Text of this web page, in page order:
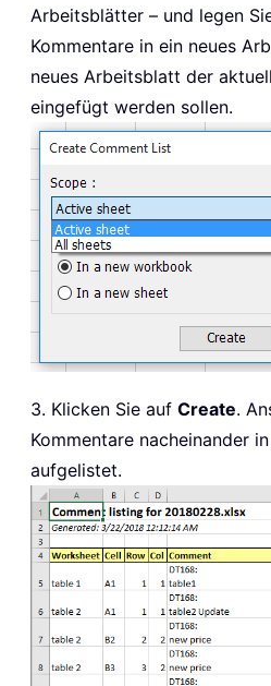
Arbeitsblätter – und legen
Kommentare in ein neues
neues Arbeitsblatt der
eingefügt werden sollen.
3. Klicken Sie auf Create.
Kommentare nacheinander
aufgelistet.